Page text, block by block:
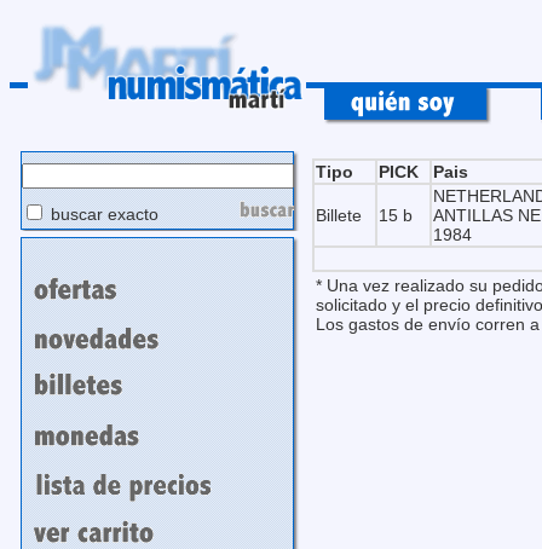
buscar exacto
Tipo PICK Pais
Billete 15 b
ANTILLAS
1984
* Una vez realizado su
solicitado y el precio
Los gastos de envío corren